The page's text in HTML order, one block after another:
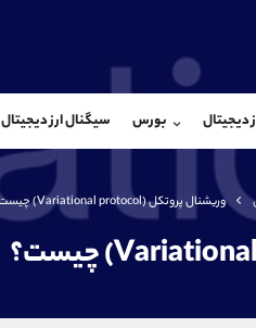
دیجیتال بورس سیگنال ارز دیجیتال
وریشنال پروتکل (Variational protocol) چیست؟
شروع گفتگو
تلگرام @Armteam_admin_33
داخلی 118